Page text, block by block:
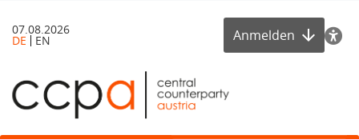
DE EN
07.08.2026 Anmelden